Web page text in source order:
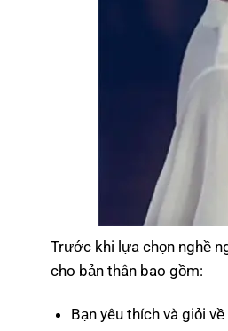
Trước khi lựa chọn nghề
cho bản thân bao gồm:
Bạn yêu thích và giỏi